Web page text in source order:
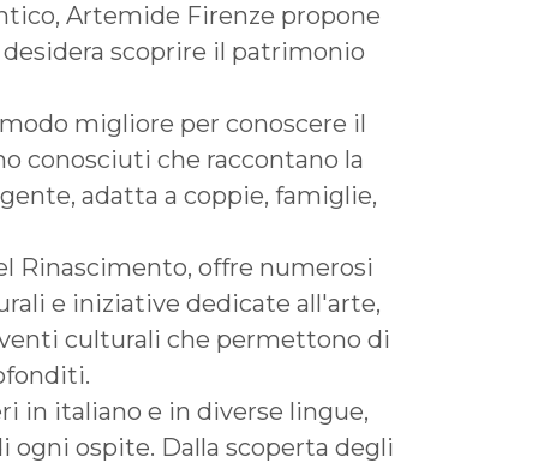
Artemide Firenze propone
scoprire il patrimonio
migliore per conoscere il
conosciuti che raccontano la
adatta a coppie, famiglie,
Rinascimento, offre numerosi
e iniziative dedicate all'arte,
culturali che permettono di
in italiano e in diverse lingue,
ospite. Dalla scoperta degli